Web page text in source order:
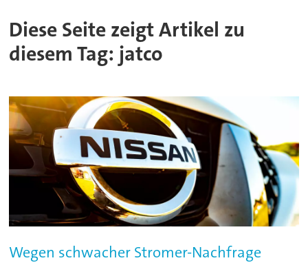
Diese Seite zeigt Artikel zu
diesem Tag: jatco
Wegen schwacher Stromer-Nachfrage